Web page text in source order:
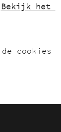
Bekijk het
cookies